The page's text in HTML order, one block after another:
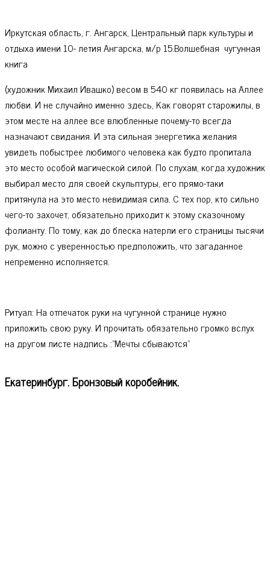
Иркутская область, г. Ангарск, Центральный парк культуры и
отдыха имени 10- летия Ангарска, м/р 15.Волшебная чугунная
книга
(художник Михаил Ивашко) весом в 540 кг появилась на Аллее
любви. И не случайно именно здесь, Как говорят старожилы, в
этом месте на аллее все влюбленные почему-то всегда
назначают свидания. И эта сильная энергетика желания
увидеть побыстрее любимого человека как будто пропитала
это место особой магической силой. По слухам, когда художник
выбирал место для своей скульптуры, его прямо-таки
притянула на это место невидимая сила. С тех пор, кто сильно
чего-то захочет, обязательно приходит к этому сказочному
фолианту. По тому, как до блеска натерли его страницы тысячи
рук, можно с уверенностью предположить, что загаданное
непременно исполняется.
Ритуал: На отпечаток руки на чугунной странице нужно
приложить свою руку. И прочитать обязательно громко вслух
на другом листе надпись :"Мечты сбываются"
Екатеринбург. Бронзовый коробейник.